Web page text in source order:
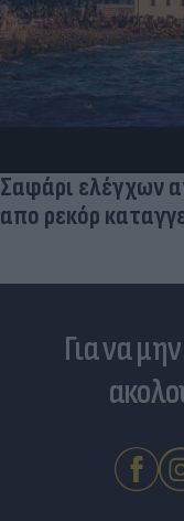
Σαφάρι ελέγχων
απο ρεκόρ
Για να